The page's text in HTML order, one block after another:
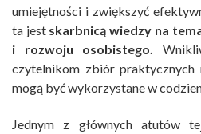
umiejętności i zwiększyć
ta jest skarbnicą wiedzy na
i rozwoju osobistego.
czytelnikom zbiór
mogą być wykorzystane w
Jednym z głównych atutów